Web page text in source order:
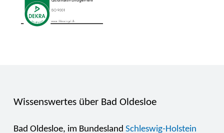
Wissenswertes über Bad Oldesloe
Bad Oldesloe, im Bundesland Schleswig-Holstein